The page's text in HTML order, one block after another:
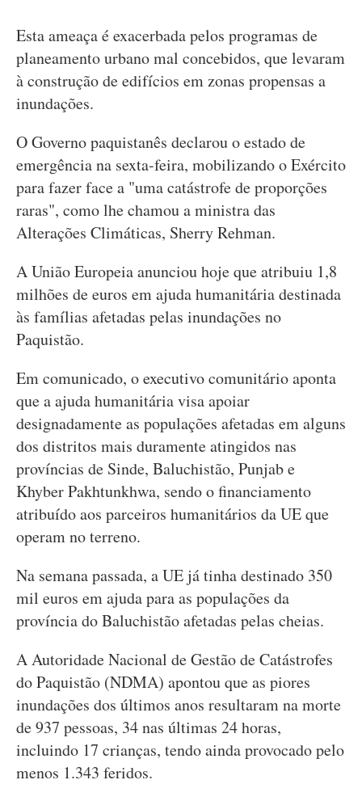
Esta ameaça é exacerbada pelos programas de
planeamento urbano mal concebidos, que levaram
à construção de edifícios em zonas propensas a
inundações.
O Governo paquistanês declarou o estado de
emergência na sexta-feira, mobilizando o Exército
para fazer face a "uma catástrofe de proporções
raras", como lhe chamou a ministra das
Alterações Climáticas, Sherry Rehman.
A União Europeia anunciou hoje que atribuiu 1,8
milhões de euros em ajuda humanitária destinada
às famílias afetadas pelas inundações no
Paquistão.
Em comunicado, o executivo comunitário aponta
que a ajuda humanitária visa apoiar
designadamente as populações afetadas em alguns
dos distritos mais duramente atingidos nas
províncias de Sinde, Baluchistão, Punjab e
Khyber Pakhtunkhwa, sendo o financiamento
atribuído aos parceiros humanitários da UE que
operam no terreno.
Na semana passada, a UE já tinha destinado 350
mil euros em ajuda para as populações da
província do Baluchistão afetadas pelas cheias.
A Autoridade Nacional de Gestão de Catástrofes
do Paquistão (NDMA) apontou que as piores
inundações dos últimos anos resultaram na morte
de 937 pessoas, 34 nas últimas 24 horas,
incluindo 17 crianças, tendo ainda provocado pelo
menos 1.343 feridos.